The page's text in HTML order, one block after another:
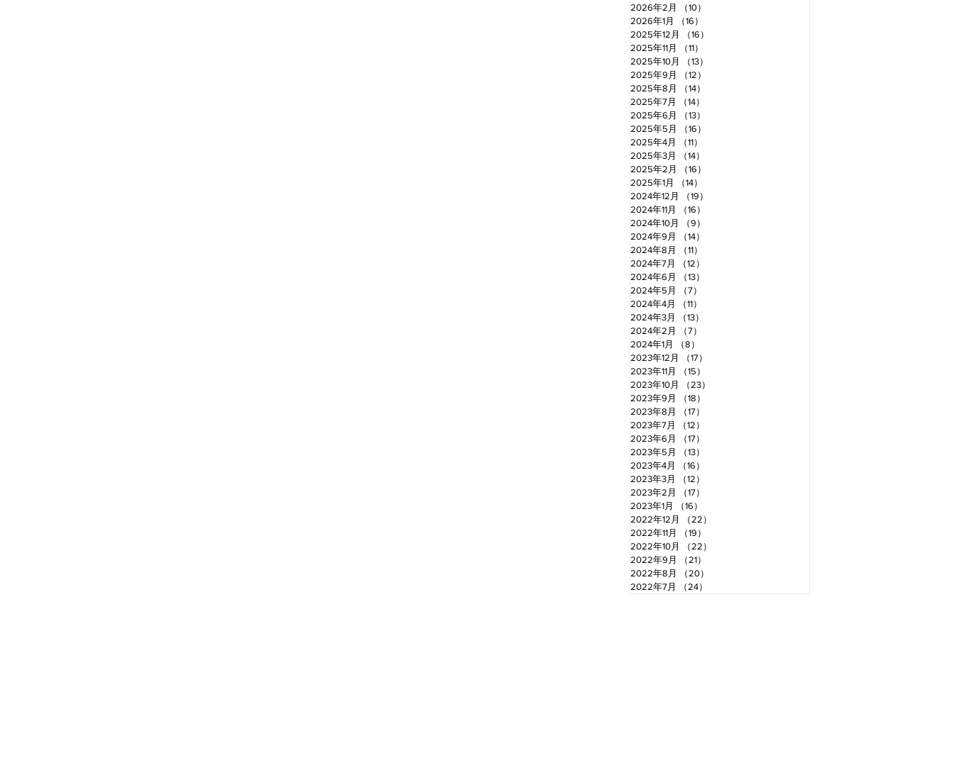
2026年2月
（10）
2026年1月
（16）
2025年12月
（16）
2025年11月
（11）
2025年10月
（13）
2025年9月
（12）
2025年8月
（14）
2025年7月
（14）
2025年6月
（13）
2025年5月
（16）
2025年4月
（11）
2025年3月
（14）
2025年2月
（16）
2025年1月
（14）
2024年12月
（19）
2024年11月
（16）
2024年10月
（9）
2024年9月
（14）
2024年8月
（11）
2024年7月
（12）
2024年6月
（13）
2024年5月
（7）
2024年4月
（11）
2024年3月
（13）
2024年2月
（7）
2024年1月
（8）
2023年12月
（17）
2023年11月
（15）
2023年10月
（23）
2023年9月
（18）
2023年8月
（17）
2023年7月
（12）
2023年6月
（17）
2023年5月
（13）
2023年4月
（16）
2023年3月
（12）
2023年2月
（17）
2023年1月
（16）
2022年12月
（22）
2022年11月
（19）
2022年10月
（22）
2022年9月
（21）
2022年8月
（20）
2022年7月
（24）